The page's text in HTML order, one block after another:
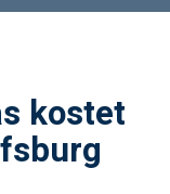
kostet